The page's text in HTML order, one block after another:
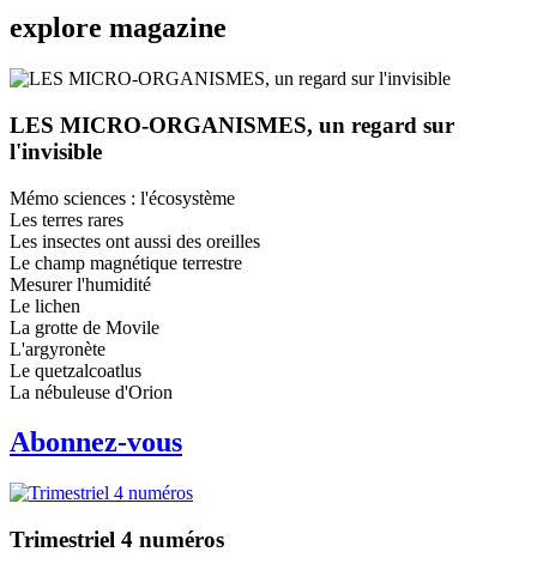
explore magazine
LES MICRO-ORGANISMES, un regard sur
l'invisible
Mémo sciences : l'écosystème
Les terres rares
Les insectes ont aussi des oreilles
Le champ magnétique terrestre
Mesurer l'humidité
Le lichen
La grotte de Movile
L'argyronète
Le quetzalcoatlus
La nébuleuse d'Orion
Abonnez-vous
Trimestriel 4 numéros